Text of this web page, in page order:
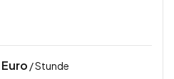
Euro / Stunde